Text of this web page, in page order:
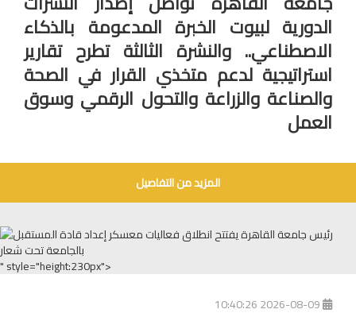
الدورية لبيوت الخبرة المدعومة بالذكاء
الاصطناعي.. والنشرة الثالثة تطرح تقارير
استراتيجية لدعم متخذي القرار في الصحة
والصناعة والزراعة والتحول الرقمي وسوق
العمل
المزيد من التفاصيل
" style="height:230px">